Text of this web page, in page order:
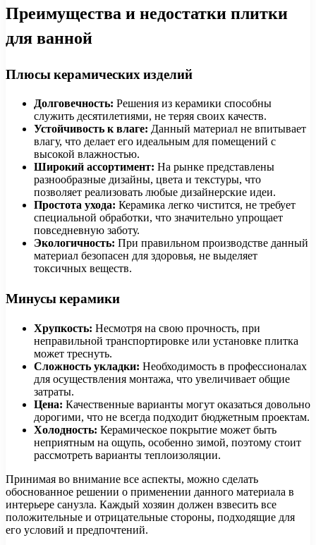
Преимущества и недостатки плитки
для ванной
Плюсы керамических изделий
Долговечность: Решения из керамики способны
служить десятилетиями, не теряя своих качеств.
Устойчивость к влаге: Данный материал не впитывает
влагу, что делает его идеальным для помещений с
высокой влажностью.
Широкий ассортимент: На рынке представлены
разнообразные дизайны, цвета и текстуры, что
позволяет реализовать любые дизайнерские идеи.
Простота ухода: Керамика легко чистится, не требует
специальной обработки, что значительно упрощает
повседневную заботу.
Экологичность: При правильном производстве данный
материал безопасен для здоровья, не выделяет
токсичных веществ.
Минусы керамики
Хрупкость: Несмотря на свою прочность, при
неправильной транспортировке или установке плитка
может треснуть.
Сложность укладки: Необходимость в профессионалах
для осуществления монтажа, что увеличивает общие
затраты.
Цена: Качественные варианты могут оказаться довольно
дорогими, что не всегда подходит бюджетным проектам.
Холодность: Керамическое покрытие может быть
неприятным на ощупь, особенно зимой, поэтому стоит
рассмотреть варианты теплоизоляции.
Принимая во внимание все аспекты, можно сделать
обоснованное решении о применении данного материала в
интерьере санузла. Каждый хозяин должен взвесить все
положительные и отрицательные стороны, подходящие для
его условий и предпочтений.